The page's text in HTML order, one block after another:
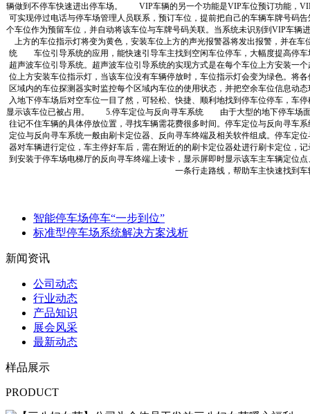
辆做到不停车快速进出停车场。 VIP车辆的另一个功能是VIP车位预订功能，
可实现停过电话与停车场管理人员联系，预订车位，提前把自己的车辆车牌号码
个车位作为预留车位，并自动将该车位与车牌号码关联。当系统未识别到VIP车辆
上方的车位指示灯将变为黄色，安装车位上方的声光报警器将发出报警，并
统 车位引导系统的应用，能快速引导车主找到空闲车位停车，大幅度提高停车
超声波车位引导系统。超声波车位引导系统的实现方式是在每个车位上方安装一
位上方安装车位指示灯，当该车位没有车辆停放时，车位指示灯会变为绿色。将
区域内的车位探测器实时监控每个区域内车位的使用状态，并把空余车位信息动
入地下停车场后对空车位一目了然，可轻松、快捷、顺利地找到停车位停车，车
显示该车位已被占用。 5.停车定位与反向寻车系统 由于大型的地下停车场面
往记不住车辆的具体停放位置，寻找车辆需花费很多时间。停车定位与反向寻
定位与反向寻车系统一般由刷卡定位器、反向寻车终端及相关软件组成。停车定
器对车辆进行定位，车主停好车后，需在附近的的刷卡定位器处进行刷卡定位，
到安装于停车场电梯厅的反向寻车终端上读卡，显示屏即时显示该车主车辆定位
一条行走路线，帮助车主快速找到车
智能停车场停车“一步到位”
标准型停车场系统解决方案浅析
新闻资讯
公司动态
行业动态
产品知识
展会风采
最新动态
样品展示
PRODUCT